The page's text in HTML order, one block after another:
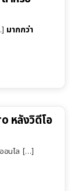
มากกว่า
หลังวิดีโอ
อนไล […]